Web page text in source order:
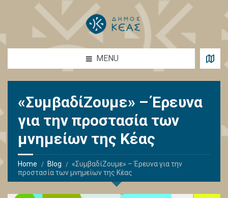
MENU
«ΣυμβαδίΖουμε» – Έρευνα
για την προστασία των
μνημείων της Κέας
Home Blog
«ΣυμβαδίΖουμε» – Έρευνα για την
προστασία των μνημείων της Κέας